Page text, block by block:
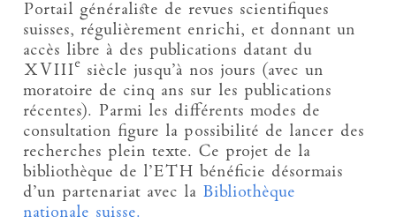
Portail généraliste de revues scientifiques
suisses, régulièrement enrichi, et donnant un
accès libre à des publications datant du
XVIIIe siècle jusqu’à nos jours (avec un
moratoire de cinq ans sur les publications
récentes). Parmi les différents modes de
consultation figure la possibilité de lancer des
recherches plein texte. Ce projet de la
bibliothèque de l’ETH bénéficie désormais
d’un partenariat avec la Bibliothèque
nationale suisse.